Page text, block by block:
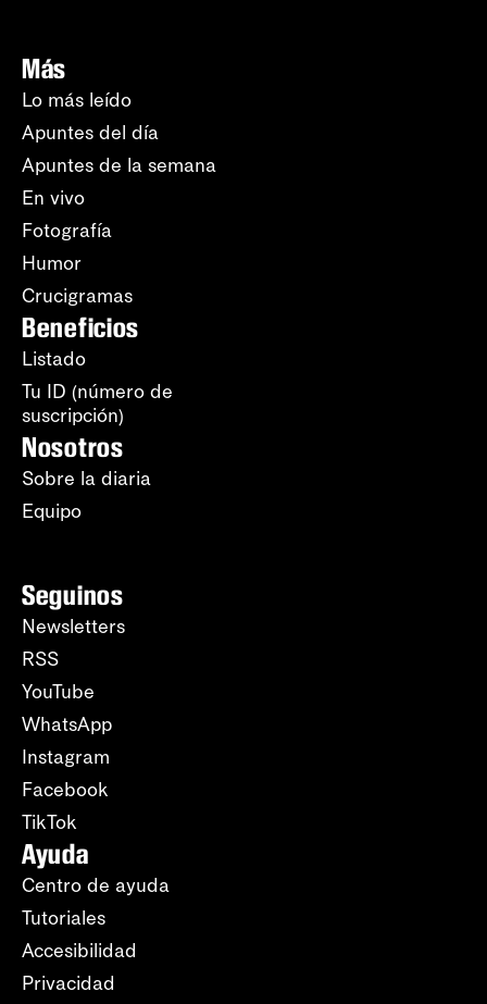
Más
Lo más leído
Apuntes del día
Apuntes de la semana
En vivo
Fotografía
Humor
Crucigramas
Beneficios
Listado
Tu ID (número de
suscripción)
Nosotros
Sobre la diaria
Equipo
Seguinos
Newsletters
RSS
YouTube
WhatsApp
Instagram
Facebook
TikTok
Ayuda
Centro de ayuda
Tutoriales
Accesibilidad
Privacidad